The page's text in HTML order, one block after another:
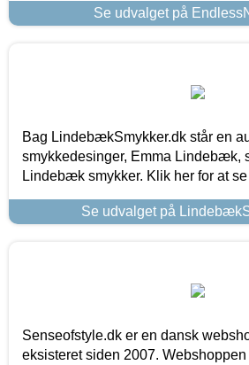
Se udvalget på
Bag LindebækSmykker.dk står en
smykkedesinger, Emma Lindebæk,
Lindebæk smykker. Klik her for at
Se udvalget på
Senseofstyle.dk er en dansk
eksisteret siden 2007.